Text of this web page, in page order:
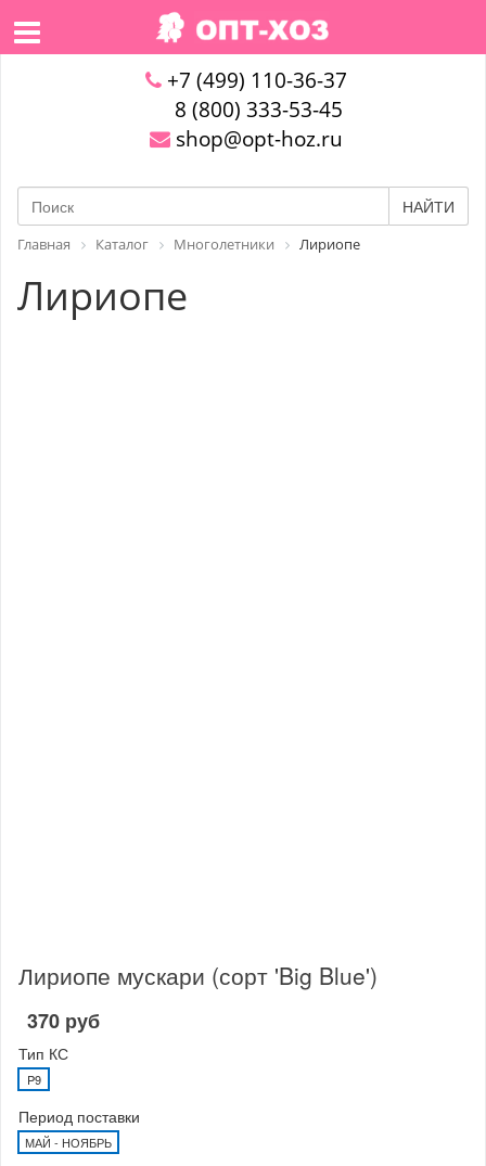
+7 (499) 110-36-37
8 (800) 333-53-45
shop@opt-hoz.ru
НАЙТИ
Главная Каталог Многолетники Лириопе
Лириопе
Лириопе мускари (сорт 'Big Blue')
370 руб
Тип КС
P9
Период поставки
МАЙ - НОЯБРЬ